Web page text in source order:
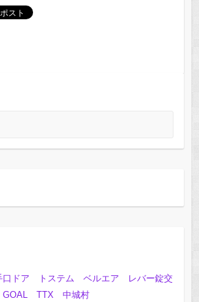
口ドア トステム ベルエア レバー錠交
TTX 中城村